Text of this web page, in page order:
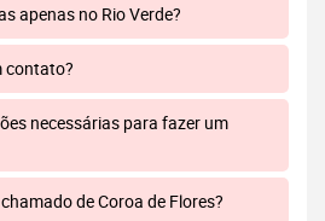
apenas no Rio Verde?
contato?
necessárias para fazer um
de Coroa de Flores?